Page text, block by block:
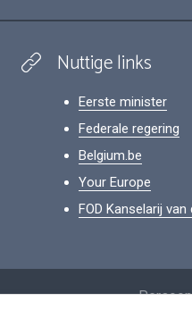
Nuttige links
Eerste minister
Federale regering
Belgium.be
Your Europe
FOD Kanselarij